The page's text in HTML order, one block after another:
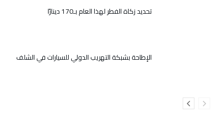
تحديد زكاة الفطر لهذا العام بـ170 دينارًا
الإطاحة بشبكة التهريب الدولي للسيارات في الشلف